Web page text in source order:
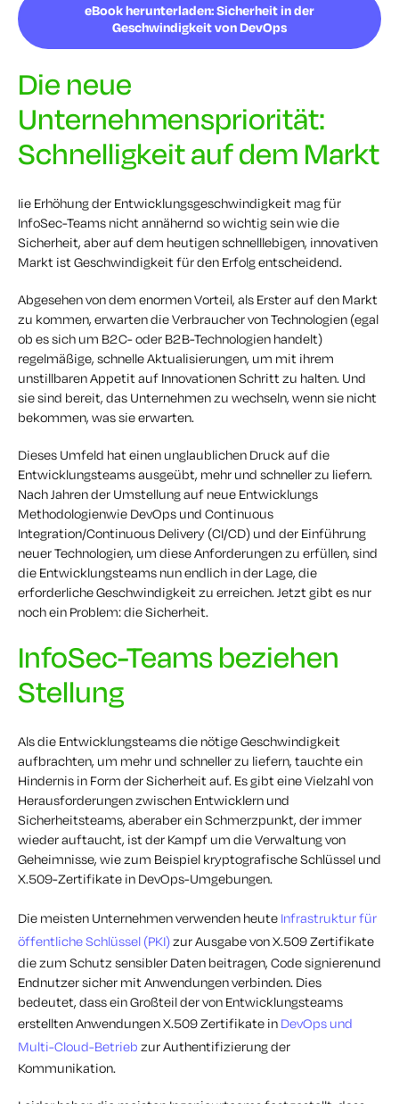
eBook herunterladen: Sicherheit in der
Geschwindigkeit von DevOps
Die neue
Unternehmenspriorität:
Schnelligkeit auf dem Markt
Iie Erhöhung der Entwicklungsgeschwindigkeit mag für
InfoSec-Teams nicht annähernd so wichtig sein wie die
Sicherheit, aber auf dem heutigen schnelllebigen, innovativen
Markt ist Geschwindigkeit für den Erfolg entscheidend.
Abgesehen von dem enormen Vorteil, als Erster auf den Markt
zu kommen, erwarten die Verbraucher von Technologien (egal
ob es sich um B2C- oder B2B-Technologien handelt)
regelmäßige, schnelle Aktualisierungen, um mit ihrem
unstillbaren Appetit auf Innovationen Schritt zu halten. Und
sie sind bereit, das Unternehmen zu wechseln, wenn sie nicht
bekommen, was sie erwarten.
Dieses Umfeld hat einen unglaublichen Druck auf die
Entwicklungsteams ausgeübt, mehr und schneller zu liefern.
Nach Jahren der Umstellung auf neue Entwicklungs
Methodologienwie DevOps und Continuous
Integration/Continuous Delivery (CI/CD) und der Einführung
neuer Technologien, um diese Anforderungen zu erfüllen, sind
die Entwicklungsteams nun endlich in der Lage, die
erforderliche Geschwindigkeit zu erreichen. Jetzt gibt es nur
noch ein Problem: die Sicherheit.
InfoSec-Teams beziehen
Stellung
Als die Entwicklungsteams die nötige Geschwindigkeit
aufbrachten, um mehr und schneller zu liefern, tauchte ein
Hindernis in Form der Sicherheit auf. Es gibt eine Vielzahl von
Herausforderungen zwischen Entwicklern und
Sicherheitsteams, aberabereinSchmerzpunkt, der immer
wieder auftaucht, ist der Kampf um die Verwaltung von
Geheimnisse, wie zum Beispiel kryptografischeSchlüssel und
X.509-Zertifikate in DevOps-Umgebungen.
Die meisten Unternehmen verwenden heute Infrastruktur für
öffentliche Schlüssel (PKI)zur Ausgabe vonX.509Zertifikate
die zum Schutz sensibler Daten beitragen, Code signierenund
Endnutzer sicher mit Anwendungen verbinden. Dies
bedeutet, dass ein Großteil der von Entwicklungsteams
erstellten AnwendungenX.509Zertifikate in DevOps und
Multi-Cloud-Betrieb zur Authentifizierung der
Kommunikation.